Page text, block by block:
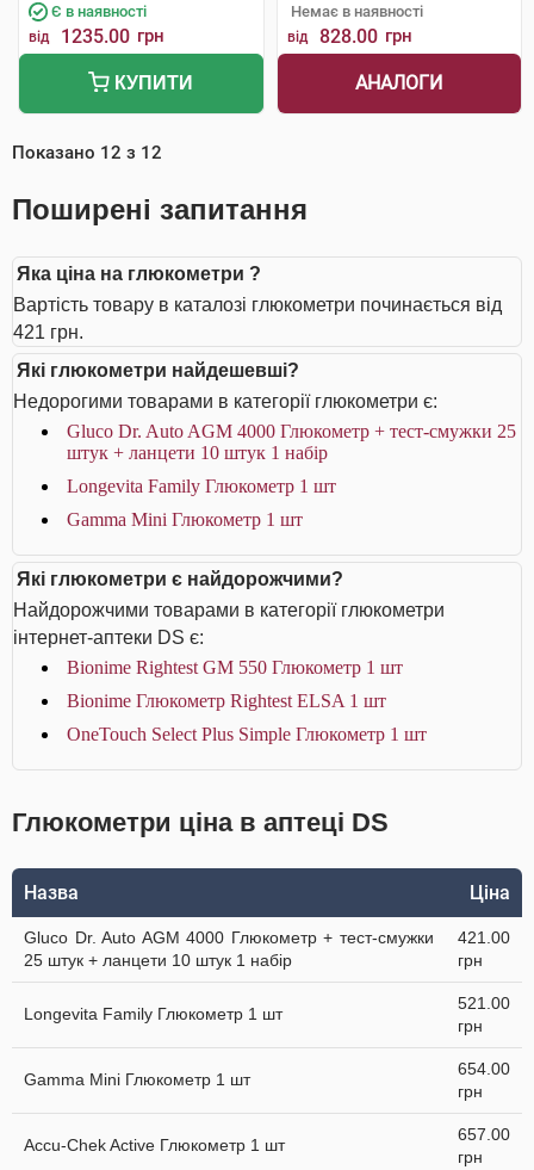
Є в наявності
від 1235.00 грн
КУПИТИ
Немає в наявності
від 828.00 грн
АНАЛОГИ
Показано 12 з 12
Поширені запитання
Яка ціна на глюкометри ?
Вартість товару в каталозі глюкометри починається від
421 грн.
Які глюкометри найдешевші?
Недорогими товарами в категорії глюкометри є:
Gluco Dr. Auto AGM 4000 Глюкометр + тест-смужки 25
штук + ланцети 10 штук 1 набір
Longevita Family Глюкометр 1 шт
Gamma Mini Глюкометр 1 шт
Які глюкометри є найдорожчими?
Найдорожчими товарами в категорії глюкометри
інтернет-аптеки DS є:
Bionime Rightest GM 550 Глюкометр 1 шт
Bionime Глюкометр Rightest ELSA 1 шт
OneTouch Select Plus Simple Глюкометр 1 шт
Глюкометри ціна в аптеці DS
Назва Ціна
Gluco Dr. Auto AGM 4000 Глюкометр + тест-смужки
25 штук + ланцети 10 штук 1 набір
421.00
грн
Longevita Family Глюкометр 1 шт
521.00
грн
Gamma Mini Глюкометр 1 шт
654.00
грн
Accu-Chek Active Глюкометр 1 шт
657.00
грн